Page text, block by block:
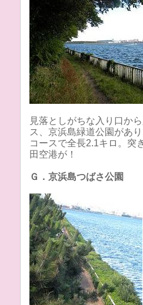
見落としがちな入り口か
ス、京浜島緑道公園があ
コースで全長2.1キロ。突
田空港が！
Ｇ．京浜島つばさ公園